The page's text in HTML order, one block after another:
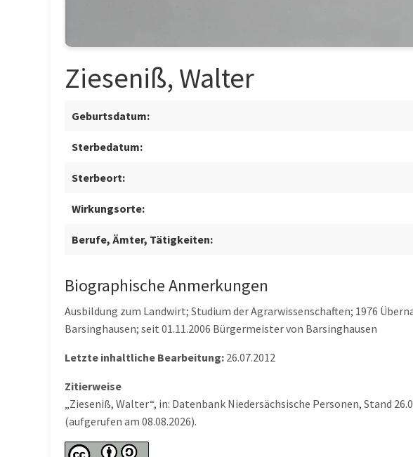
Zieseniß, Walter
Geburtsdatum:
Sterbedatum:
Sterbeort:
Wirkungsorte:
Berufe, Ämter, Tätigkeiten:
Biographische Anmerkungen
Ausbildung zum Landwirt; Studium der Agrarwissenschaften; 1976
Barsinghausen; seit 01.11.2006 Bürgermeister von Barsinghausen
Letzte inhaltliche Bearbeitung: 26.07.2012
Zitierweise
„Zieseniß, Walter“, in: Datenbank Niedersächsische Personen, Stand
(aufgerufen am 08.08.2026).